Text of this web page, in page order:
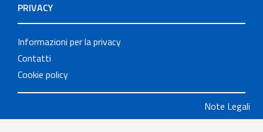
PRIVACY
Informazioni per la privacy
Contatti
Cookie policy
Note Legali